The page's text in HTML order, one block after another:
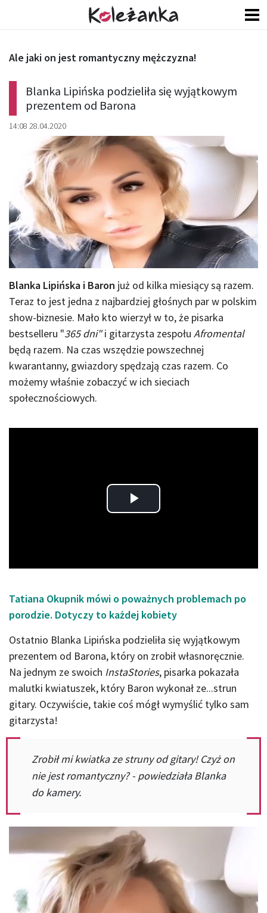
Blanka Lipińska podzieliła się wyjątkowym
prezentem od Barona
14:08 28.04.2020
Ale jaki on jest romantyczny mężczyzna!
Blanka Lipińska i Baron już od kilka miesiący są razem.
Teraz to jest jedna z najbardziej głośnych par w polskim
show-biznesie. Mało kto wierzył w to, że pisarka
bestselleru "365 dni"i gitarzysta zespołu Afromental
będą razem. Na czas wszędzie powszechnej
kwarantanny, gwiazdory spędzają czas razem. Co
możemy właśnie zobaczyć w ich sieciach
społecznościowych.
Play
Tatiana Okupnik mówi o poważnych problemach po
porodzie. Dotyczy to każdej kobiety
Ostatnio Blanka Lipińska podzieliła się wyjątkowym
prezentem od Barona, który on zrobił własnoręcznie.
Na jednym ze swoich InstaStories, pisarka pokazała
malutki kwiatuszek, który Baron wykonał ze...strun
gitary. Oczywiście, takie coś mógł wymyślić tylko sam
gitarzysta!
Zrobił mi kwiatka ze struny od gitary! Czyż on
nie jest romantyczny? - powiedziała Blanka
do kamery.